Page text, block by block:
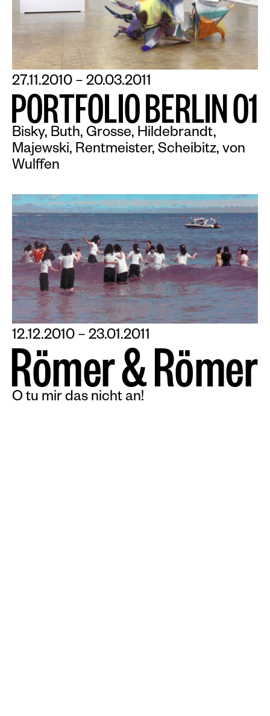
27.11.2010 – 20.03.2011
PORTFOLIOBERLINO1
Bisky, Buth, Grosse, Hildebrandt,
Majewski, Rentmeister, Scheibitz, von
Wulffen
12.12.2010 – 23.01.2011
Römer&Römer
O tu mir das nicht an!